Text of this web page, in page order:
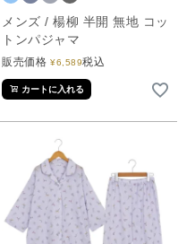
メンズ / 楊柳 半開 無地 コッ
トンパジャマ
販売価格 ¥6,589税込
カートに入れる